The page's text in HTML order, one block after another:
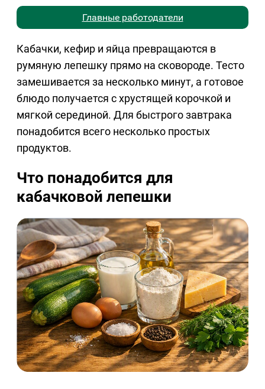
Главные работодатели
Кабачки, кефир и яйца превращаются в
румяную лепешку прямо на сковороде. Тесто
замешивается за несколько минут, а готовое
блюдо получается с хрустящей корочкой и
мягкой серединой. Для быстрого завтрака
понадобится всего несколько простых
продуктов.
Что понадобится для
кабачковой лепешки